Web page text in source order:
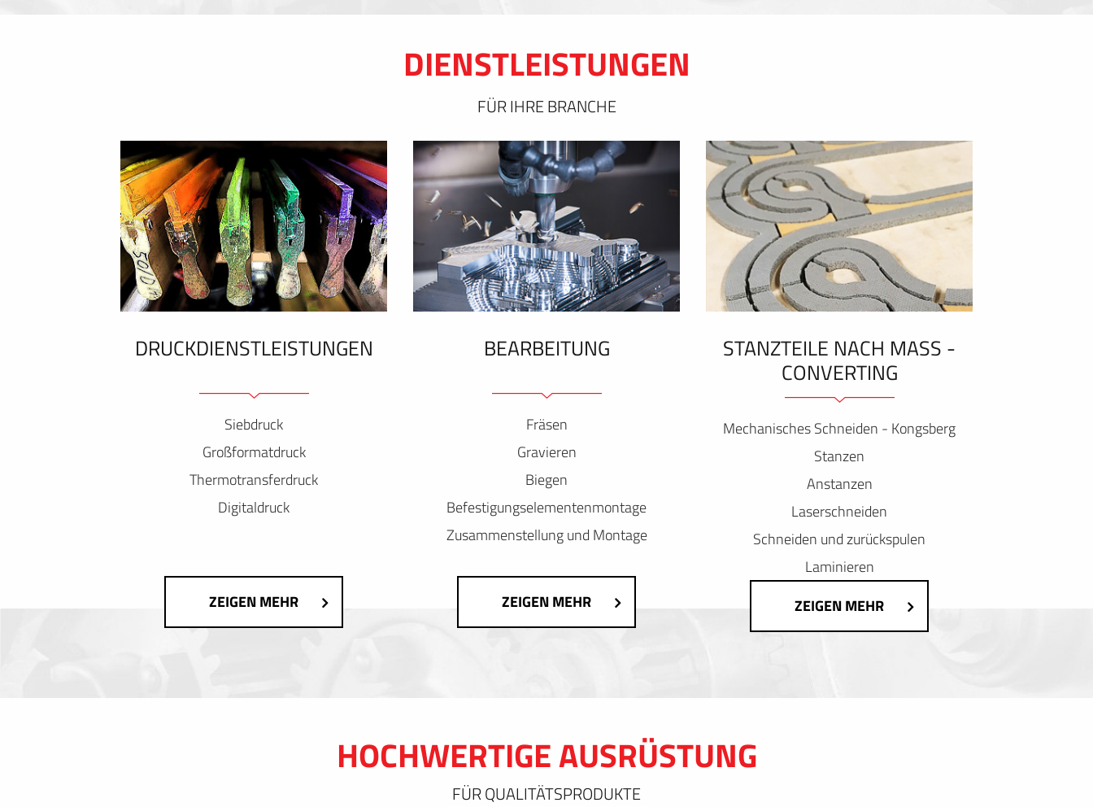
DIENSTLEISTUNGEN
FÜR IHRE BRANCHE
DRUCKDIENSTLEISTUNGEN
Siebdruck
Großformatdruck
Thermotransferdruck
Digitaldruck
ZEIGEN MEHR
BEARBEITUNG
Fräsen
Gravieren
Biegen
Befestigungselementenmontage
Zusammenstellung und Montage
ZEIGEN MEHR
STANZTEILE NACH MASS - C
ONVERTING
Mechanisches Schneiden - Kongsberg
Stanzen
Anstanzen
Laserschneiden
Schneiden und zurückspulen
Laminieren
ZEIGEN MEHR
HOCHWERTIGE AUSRÜSTUNG
FÜR QUALITÄTSPRODUKTE